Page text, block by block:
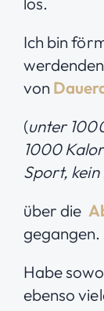
Ich bin
von
(unter
1000
Sport, kein
über die
gegangen.
Habe
ebenso